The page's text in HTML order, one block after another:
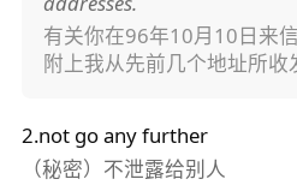
有关你在96年10月10日来
附上我从先前几个地址所收
2.not go any further
（秘密）不泄露给别人